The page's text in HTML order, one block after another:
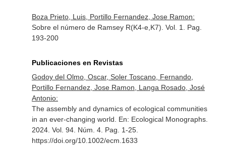
Boza Prieto, Luis, Portillo Fernandez, Jose Ramon:
Sobre el número de Ramsey R(K4-e,K7). Vol. 1. Pag.
193-200
Publicaciones en Revistas
Godoy del Olmo, Oscar, Soler Toscano, Fernando,
Portillo Fernandez, Jose Ramon, Langa Rosado, José
Antonio:
The assembly and dynamics of ecological communities
in an ever-changing world. En: Ecological Monographs.
2024. Vol. 94. Núm. 4. Pag. 1-25.
https://doi.org/10.1002/ecm.1633